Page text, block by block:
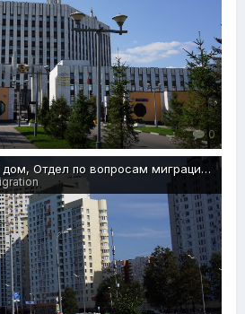
0
Вид на жилой дом, Отдел по вопросам миграции, Паспортные и миграционные службы, Ленинский проспект, 123, Москва, 25.08.2019 г..JPG